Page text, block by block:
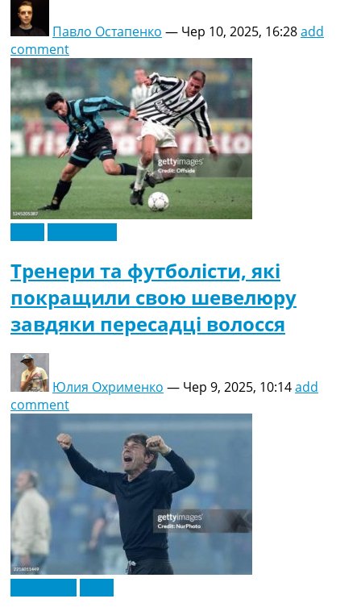
Павло Остапенко — Чер 10, 2025, 16:28add
comment
Тренери та футболісти, які
покращили свою шевелюру
завдяки пересадці волосся
Юлия Охрименко — Чер 9, 2025, 10:14add
comment